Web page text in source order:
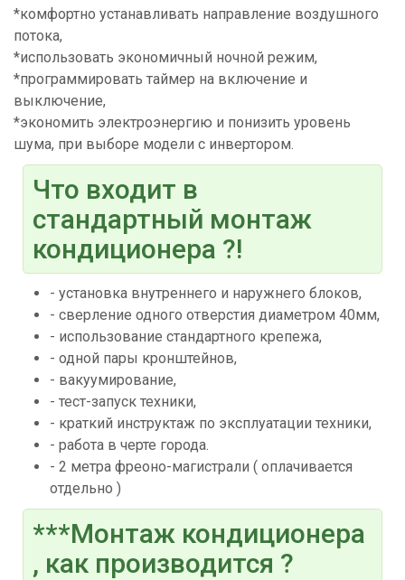
*комфортно устанавливать направление воздушного
потока,
*использовать экономичный ночной режим,
*программировать таймер на включение и
выключение,
*экономить электроэнергию и понизить уровень
шума, при выборе модели с инвертором.
Что входит в
стандартный монтаж
кондиционера ?!
- установка внутреннего и наружнего блоков,
- сверление одного отверстия диаметром 40мм,
- использование стандартного крепежа,
- одной пары кронштейнов,
- вакуумирование,
- тест-запуск техники,
- краткий инструктаж по эксплуатации техники,
- работа в черте города.
- 2 метра фреоно-магистрали ( оплачивается
отдельно )
***Монтаж кондиционера
, как производится ?